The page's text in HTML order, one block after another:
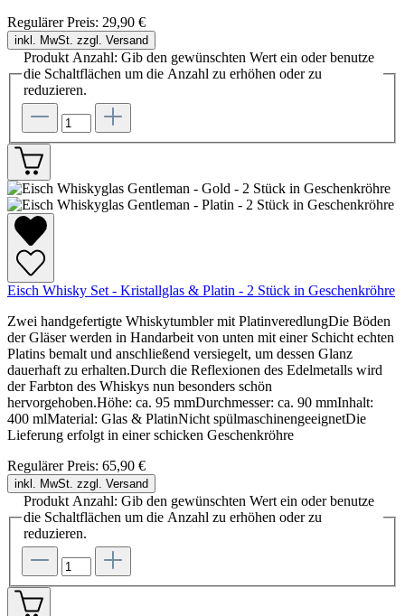
Regulärer Preis: 29,90 €
inkl. MwSt. zzgl. Versand
Produkt Anzahl: Gib den gewünschten Wert ein oder benutze
die Schaltflächen um die Anzahl zu erhöhen oder zu
reduzieren.
Eisch Whisky Set - Kristallglas & Platin - 2 Stück in Geschenkröhre
Zwei handgefertigte Whiskytumbler mit PlatinveredlungDie Böden
der Gläser werden in Handarbeit von unten mit einer Schicht echten
Platins bemalt und anschließend versiegelt, um dessen Glanz
dauerhaft zu erhalten.Durch die Reflexionen des Edelmetalls wird
der Farbton des Whiskys nun besonders schön
hervorgehoben.Höhe: ca. 95 mmDurchmesser: ca. 90 mmInhalt:
400 mlMaterial: Glas & PlatinNicht spülmaschinengeeignetDie
Lieferung erfolgt in einer schicken Geschenkröhre
Regulärer Preis: 65,90 €
inkl. MwSt. zzgl. Versand
Produkt Anzahl: Gib den gewünschten Wert ein oder benutze
die Schaltflächen um die Anzahl zu erhöhen oder zu
reduzieren.